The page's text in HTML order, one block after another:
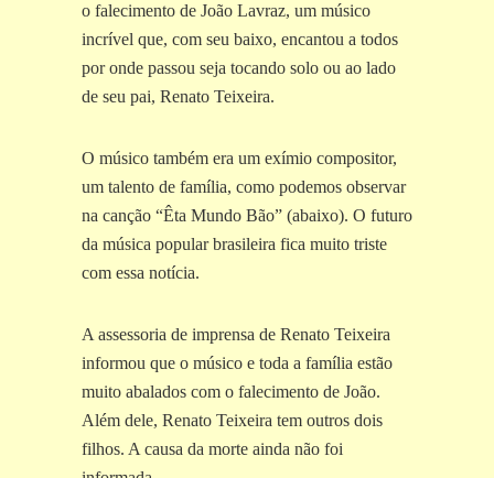
o falecimento de João Lavraz, um músico
incrível que, com seu baixo, encantou a todos
por onde passou seja tocando solo ou ao lado
de seu pai, Renato Teixeira.
O músico também era um exímio compositor,
um talento de família, como podemos observar
na canção “Êta Mundo Bão” (abaixo). O futuro
da música popular brasileira fica muito triste
com essa notícia.
A assessoria de imprensa de Renato Teixeira
informou que o músico e toda a família estão
muito abalados com o falecimento de João.
Além dele, Renato Teixeira tem outros dois
filhos. A causa da morte ainda não foi